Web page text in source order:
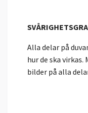
Alla delar på
hur de ska
bilder på alla